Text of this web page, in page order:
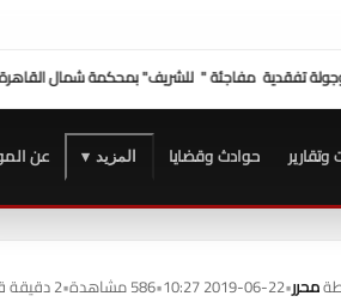
وفد "الصحفيين" برئاسةللوقوف على الإجراءات
حوادث وقضايا المزيد ▾ عن
محرر•
2019-06-22 10:27
•586 مشاهدة •2 دقيقة قراءة